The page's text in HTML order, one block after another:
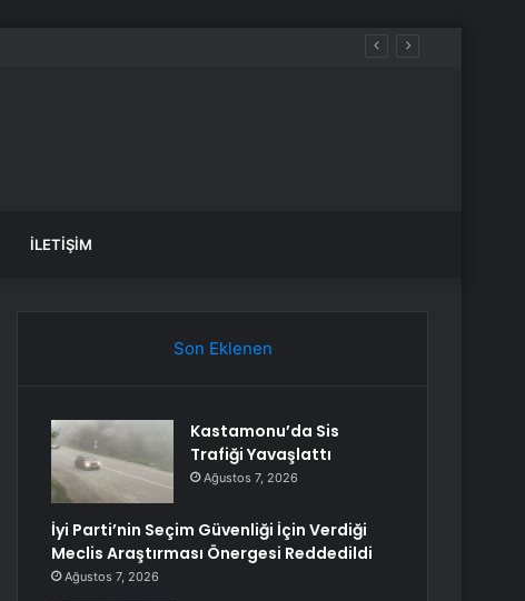
İLETIŞIM
Son Eklenen
Kastamonu’da Sis
Trafiği Yavaşlattı
Ağustos 7, 2026
İyi Parti’nin Seçim Güvenliği İçin Verdiği
Meclis Araştırması Önergesi Reddedildi
Ağustos 7, 2026